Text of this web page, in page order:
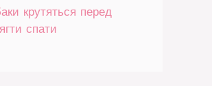
крутяться перед
спати